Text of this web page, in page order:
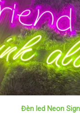
Đèn led Neon